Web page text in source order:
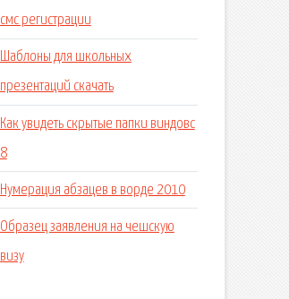
смс регистрации
Шаблоны для школьных
презентаций скачать
Как увидеть скрытые папки виндовс
8
Нумерация абзацев в ворде 2010
Образец заявления на чешскую
визу